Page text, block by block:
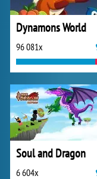
Dynamons World
96 081x
Soul and Dragon
6 604x